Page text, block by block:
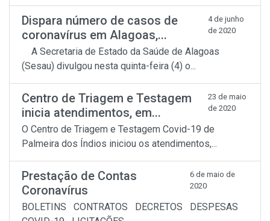
Dispara número de casos de
coronavírus em Alagoas,...
4 de junho
de 2020
A Secretaria de Estado da Saúde de Alagoas
(Sesau) divulgou nesta quinta-feira (4) o...
Centro de Triagem e Testagem
inicia atendimentos, em...
23 de maio
de 2020
O Centro de Triagem e Testagem Covid-19 de
Palmeira dos Índios iniciou os atendimentos,...
Prestação de Contas
Coronavírus
6 de maio de
2020
BOLETINS CONTRATOS DECRETOS DESPESAS